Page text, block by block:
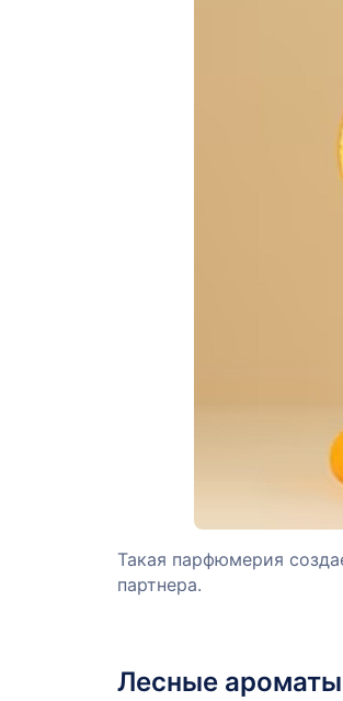
Такая парфюмерия
партнера.
Лесные ароматы